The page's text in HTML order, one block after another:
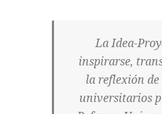
La Idea-
inspirarse,
la reflexión
universitarios